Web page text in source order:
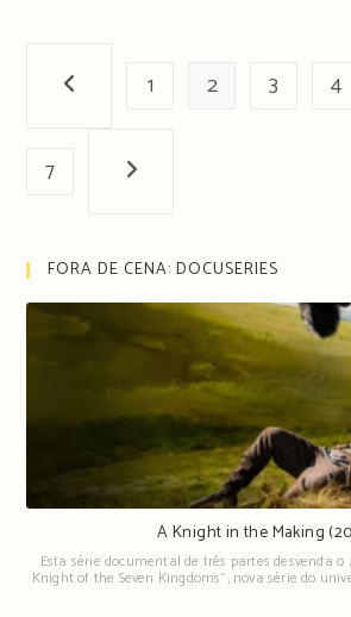
Página anterior
1 2 3 4
7 Próxima página
FORA DE CENA: DOCUSERIES
A Knight in the Making
Esta série documental de três partes desvenda o
Knight of the Seven Kingdoms", nova série do